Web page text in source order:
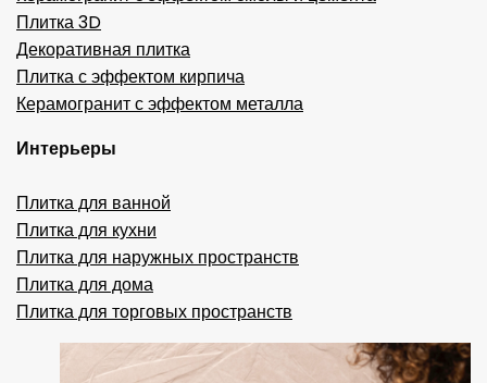
Плитка 3D
Декоративная плитка
Плитка с эффектом кирпича
Керамогранит с эффектом металла
Интерьеры
Плитка для ванной
Плитка для кухни
Плитка для наружных пространств
Плитка для дома
Плитка для торговых пространств